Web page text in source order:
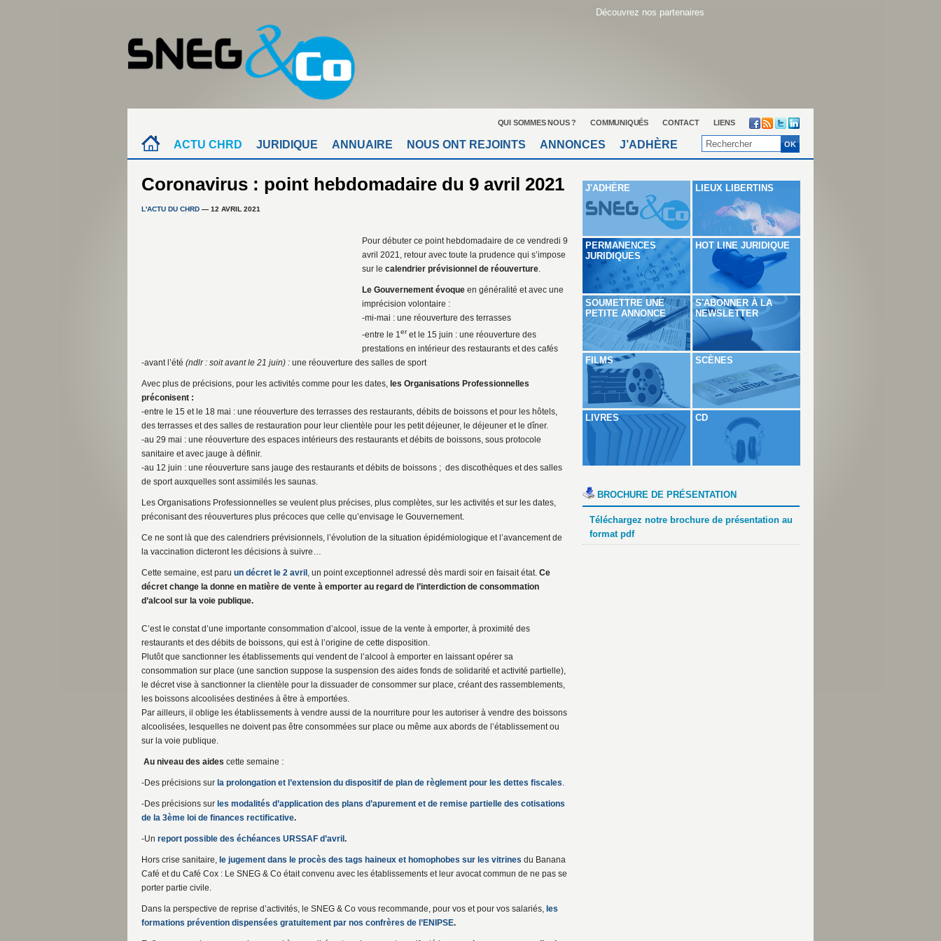
Découvrez nos partenaires
QUI SOMMES NOUS ? COMMUNIQUÉS CONTACT LIENS
ACTU CHRD JURIDIQUE ANNUAIRE NOUS ONT REJOINTS ANNONCES J’ADHÈRE
Coronavirus : point hebdomadaire du 9 avril 2021
L'ACTU DU CHRD — 12 AVRIL 2021
Pour débuter ce point hebdomadaire de ce vendredi 9
avril 2021, retour avec toute la prudence qui s’impose
sur le calendrier prévisionnel de réouverture.
Le Gouvernement évoque en généralité et avec une
imprécision volontaire :
-mi-mai : une réouverture des terrasses
-entre le 1er et le 15 juin : une réouverture des
prestations en intérieur des restaurants et des cafés
-avant l’été (ndlr : soit avant le 21 juin) : une réouverture des salles de sport
Avec plus de précisions, pour les activités comme pour les dates, les Organisations Professionnelles
préconisent :
-entre le 15 et le 18 mai : une réouverture des terrasses des restaurants, débits de boissons et pour les hôtels,
des terrasses et des salles de restauration pour leur clientèle pour les petit déjeuner, le déjeuner et le dîner.
-au 29 mai : une réouverture des espaces intérieurs des restaurants et débits de boissons, sous protocole
sanitaire et avec jauge à définir.
-au 12 juin : une réouverture sans jauge des restaurants et débits de boissons ; des discothèques et des salles
de sport auxquelles sont assimilés les saunas.
Les Organisations Professionnelles se veulent plus précises, plus complètes, sur les activités et sur les dates,
préconisant des réouvertures plus précoces que celle qu’envisage le Gouvernement.
Ce ne sont là que des calendriers prévisionnels, l’évolution de la situation épidémiologique et l’avancement de
la vaccination dicteront les décisions à suivre…
Cette semaine, est paru un décret le 2 avril , un point exceptionnel adressé dès mardi soir en faisait état. Ce
décret change la donne en matière de vente à emporter au regard de l’interdiction de consommation
d’alcool sur la voie publique.
C’est le constat d’une importante consommation d’alcool, issue de la vente à emporter, à proximité des
restaurants et des débits de boissons, qui est à l’origine de cette disposition.
Plutôt que sanctionner les établissements qui vendent de l’alcool à emporter en laissant opérer sa
consommation sur place (une sanction suppose la suspension des aides fonds de solidarité et activité partielle),
le décret vise à sanctionner la clientèle pour la dissuader de consommer sur place, créant des rassemblements,
les boissons alcoolisées destinées à être à emportées.
Par ailleurs, il oblige les établissements à vendre aussi de la nourriture pour les autoriser à vendre des boissons
alcoolisées, lesquelles ne doivent pas être consommées sur place ou même aux abords de l’établissement ou
sur la voie publique.
Au niveau des aides cette semaine :
-Des précisions sur la prolongation et l’extension du dispositif de plan de règlement pour les dettes fiscales.
-Des précisions sur les modalités d’application des plans d’apurement et de remise partielle des cotisations
de la 3ème loi de finances rectificative.
-Un report possible des échéances URSSAF d’avril .
Hors crise sanitaire, le jugement dans le procès des tags haineux et homophobes sur les vitrines du Banana
Café et du Café Cox : Le SNEG & Co était convenu avec les établissements et leur avocat commun de ne pas se
porter partie civile.
Dans la perspective de reprise d’activités, le SNEG & Co vous recommande, pour vos et pour vos salariés, les
formations prévention dispensées gratuitement par nos confrères de l’ENIPSE.
J'ADHÈRE LIEUX LIBERTINS
PERMANENCES
JURIDIQUES
HOT LINE JURIDIQUE
SOUMETTRE UNE
PETITE ANNONCE
S'ABONNER À LA
NEWSLETTER
FILMS SCÈNES
LIVRES CD
BROCHURE DE PRÉSENTATION
Téléchargez notre brochure de présentation au
format pdf